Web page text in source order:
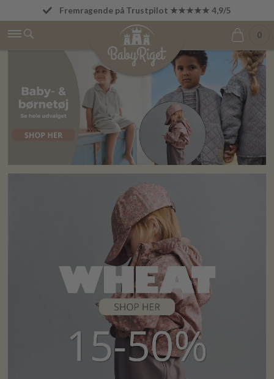
Fremragende på Trustpilot ★★★★★ 4,9/5
Betal først den 1. i næste måned
0